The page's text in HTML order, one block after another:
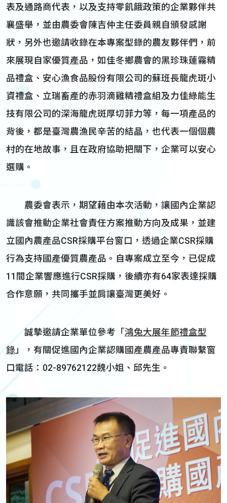
表及通路商代表，以及支持零飢餓政策的企業夥伴共
襄盛舉，並由農委會陳吉仲主任委員親自頒發感謝
狀，另外也邀請收錄在本專案型錄的農友夥伴們，前
來展現自家優質產品，如佳冬鄉農會的黑珍珠蓮霧精
品禮盒、安心漁食品股份有限公司的蘇班長龍虎斑小
資禮盒、立瑞畜產的赤羽滴雞精禮盒組及力佳綠能生
技有限公司的深海龍虎斑厚切菲力等，每一項產品的
背後，都是臺灣農漁民辛苦的結晶，也代表一個個農
村的在地故事，且在政府協助把關下，企業可以安心
選購。
農委會表示，期望藉由本次活動，讓國內企業認
識該會推動企業社會責任方案推動方向及成果，並建
立國內農產品CSR採購平台窗口，透過企業CSR採購
行為支持國產優質農產品。自專案成立至今，已促成
11間企業響應進行CSR採購，後續亦有64家表達採購
合作意願，共同攜手並肩讓臺灣更美好。
誠摯邀請企業單位參考「 鴻兔大展年節禮盒型
錄」，有關促進國內企業認購國產農產品專責聯繫窗
口電話：02-89762122魏小姐、邱先生。